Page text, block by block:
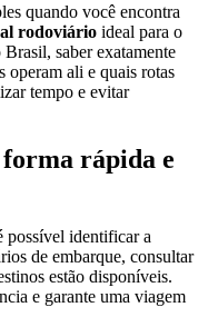
quando você encontra
rodoviário ideal para o
saber exatamente
operam ali e quais rotas
tempo e evitar
rápida e
possível identificar a
de embarque, consultar
estão disponíveis.
e garante uma viagem